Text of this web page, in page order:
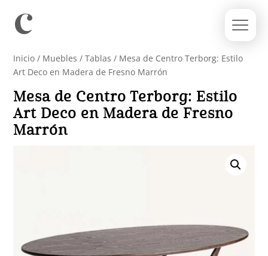
Inicio / Muebles /Tablas / Mesa de Centro Terborg: Estilo
Art Deco en Madera de Fresno Marrón
Mesa de Centro Terborg: Estilo
Art Deco en Madera de Fresno
Marrón